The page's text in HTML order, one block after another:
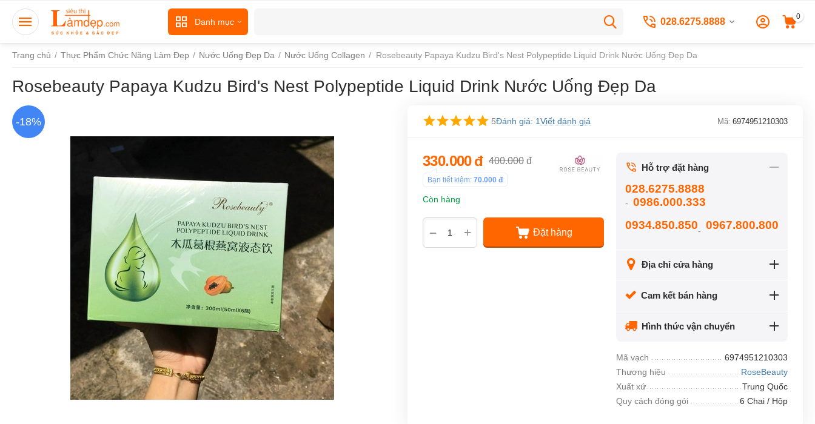
Danh mục 028.6275.8888 0
Trang chủ / Thực Phẩm Chức Năng Làm Đẹp / Nước Uống Đẹp Da / Nước Uống Collagen / Rosebeauty Papaya Kudzu Bird's Nest Polypeptide Liquid Drink Nước Uống Đẹp Da
Rosebeauty Papaya Kudzu Bird's Nest Polypeptide Liquid Drink Nước Uống Đẹp Da
-18%
5Đánh giá: 1Viết đánh giá Mã: 6974951210303
330.000đ 400.000 đ
Bạn tiết kiệm: 70.000 đ
Còn hàng
+
− Đặt hàng
Hỗ trợ đặt hàng
028.6275.8888
- 0986.000.333
0934.850.850- 0967.800.800
Địa chỉ cửa hàng
Cam kết bán hàng
Hình thức vận chuyển
Mã vạch
6974951210303
Thương hiệu
RoseBeauty
Xuất xứ
Trung Quốc
Quy cách đóng gói
6 Chai / Hộp